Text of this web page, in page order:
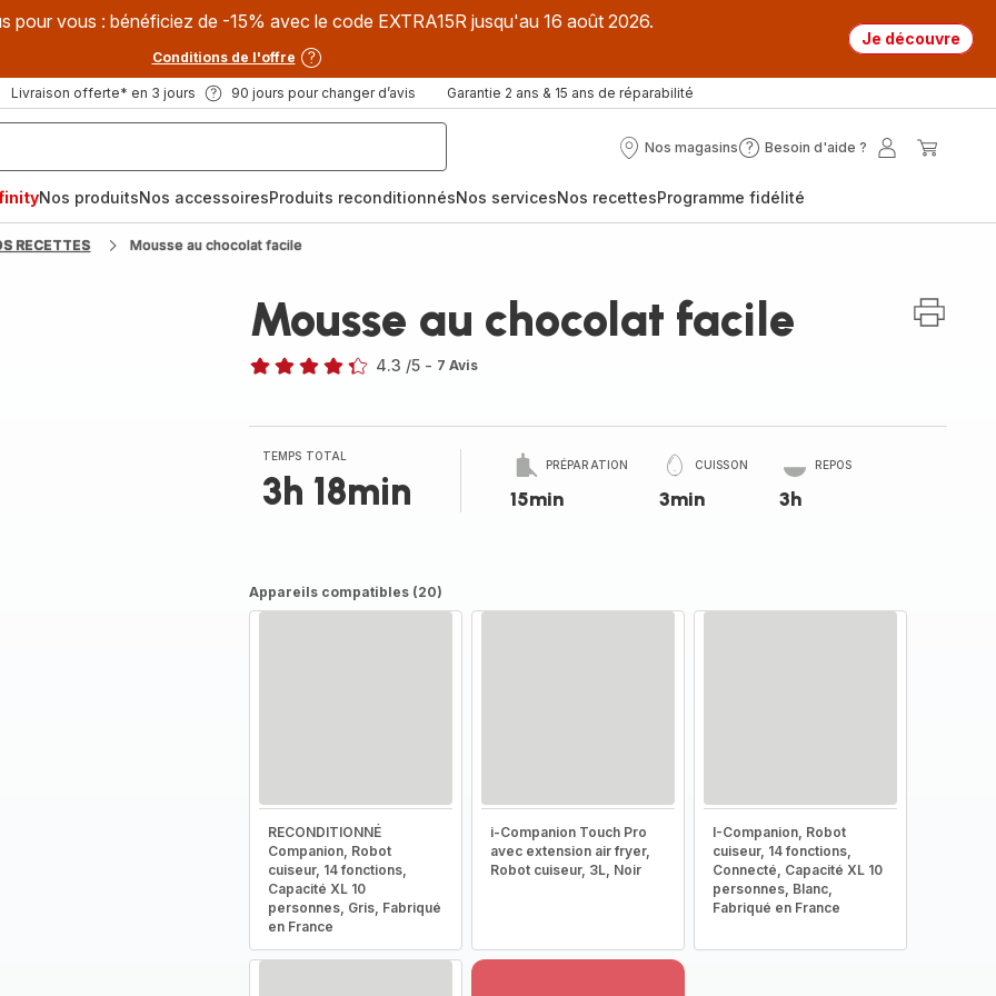
pour vous : bénéficiez de -15% avec le code EXTRA15R jusqu'au 16 août 2026.
Conditions de l'offre
Je découvre
Livraison offerte* en 3 jours 90 jours pour changer d’avis Garantie 2 ans & 15 ans de réparabilité
Nos magasins
Nos
Besoin d'aide ?
Besoin
?
Mon
Nos produitsNos accessoiresProduits reconditionnésNos servicesNos recettesProgramme fidélité
RECETTES Mousse au chocolat facile
Mousse au chocolat facile
4.3 /5 - 7 Avis
TEMPS TOTAL
3h 18min
PRÉPARATION
15min
CUISSON
3min
REPOS
3h
Appareils compatibles (20)
RECONDITIONNÉ
Companion, Robot
cuiseur, 14 fonctions,
Capacité XL 10
personnes, Gris, Fabriqué
en France
i-Companion Touch Pro
avec extension air fryer,
Robot cuiseur, 3L, Noir
I-Companion, Robot
cuiseur, 14 fonctions,
Connecté, Capacité XL 10
personnes, Blanc,
Fabriqué en France